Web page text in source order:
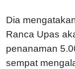
Dia
Ranca Upas
penanaman
sempat